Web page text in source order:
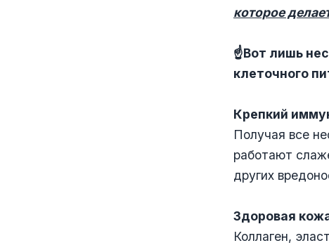
которое
☝️Вот лишь
клеточного
Крепкий
Получая все
работают
других
Здоровая
Коллаген,